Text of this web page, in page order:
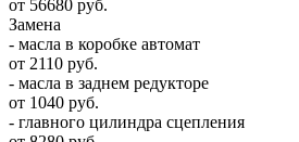
от 56680 руб.
Замена
- масла в коробке автомат
от 2110 руб.
- масла в заднем редукторе
от 1040 руб.
- главного цилиндра сцепления